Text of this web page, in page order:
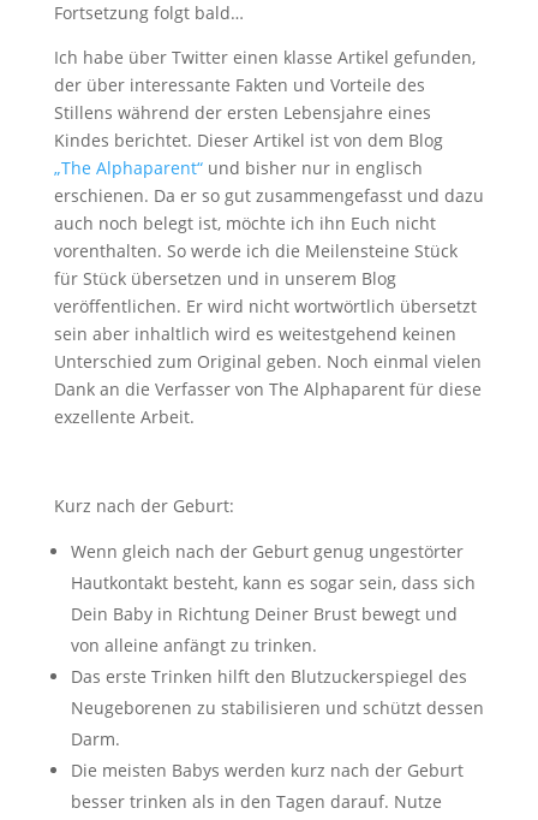
Fortsetzung folgt bald…
Ich habe über Twitter einen klasse Artikel gefunden,
der über interessante Fakten und Vorteile des
Stillens während der ersten Lebensjahre eines
Kindes berichtet. Dieser Artikel ist von dem Blog
„The Alphaparent“und bisher nur in englisch
erschienen. Da er so gut zusammengefasst und dazu
auch noch belegt ist, möchte ich ihn Euch nicht
vorenthalten. So werde ich die Meilensteine Stück
für Stück übersetzen und in unserem Blog
veröffentlichen. Er wird nicht wortwörtlich übersetzt
sein aber inhaltlich wird es weitestgehend keinen
Unterschied zum Original geben. Noch einmal vielen
Dank an die Verfasser von The Alphaparent für diese
exzellente Arbeit.
Kurz nach der Geburt:
Wenn gleich nach der Geburt genug ungestörter
Hautkontakt besteht, kann es sogar sein, dass sich
Dein Baby in Richtung Deiner Brust bewegt und
von alleine anfängt zu trinken.
Das erste Trinken hilft den Blutzuckerspiegel des
Neugeborenen zu stabilisieren und schützt dessen
Darm.
Die meisten Babys werden kurz nach der Geburt
besser trinken als in den Tagen darauf. Nutze